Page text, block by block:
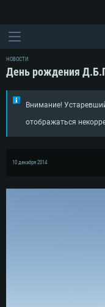
НОВОСТИ
День рождения
Внимание!
отображаться
10 декабря 2014